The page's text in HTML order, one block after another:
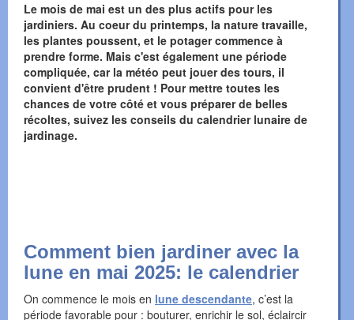
Le mois de mai est un des plus actifs pour les
jardiniers. Au coeur du printemps, la nature travaille,
les plantes poussent, et le potager commence à
prendre forme. Mais c'est également une période
compliquée, car la météo peut jouer des tours, il
convient d'être prudent ! Pour mettre toutes les
chances de votre côté et vous préparer de belles
récoltes, suivez les conseils du calendrier lunaire de
jardinage.
Comment bien jardiner avec la
lune en mai 2025: le calendrier
On commence le mois en lune descendante, c’est la
période favorable pour : bouturer, enrichir le sol, éclaircir